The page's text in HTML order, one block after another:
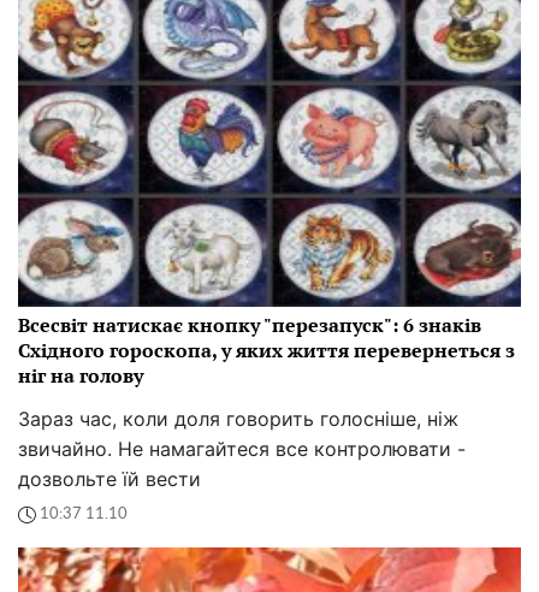
Всесвіт натискає кнопку "перезапуск": 6 знаків
Східного гороскопа, у яких життя перевернеться з
ніг на голову
Зараз час, коли доля говорить голосніше, ніж
звичайно. Не намагайтеся все контролювати -
дозвольте їй вести
10:37 11.10